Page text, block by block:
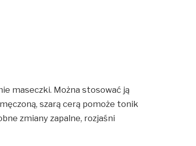
maseczki. Można stosować ją
szarą cerą pomoże tonik
zmiany zapalne, rozjaśni